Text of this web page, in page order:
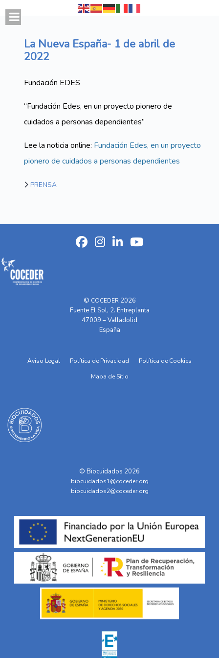
La Nueva España- 1 de abril de
2022
Fundación EDES
“Fundación Edes, en un proyecto pionero de
cuidados a personas dependientes”
Lee la noticia online: Fundación Edes, en un proyecto
pionero de cuidados a personas dependientes
PRENSA
© COCEDER 2026
Fuente El Sol, 2. Entreplanta
47009 – Valladolid
España
Aviso Legal Política de Privacidad
Política de Cookies
Mapa de Sitio
© Biocuidados 2026
biocuidados1@coceder.org
biocuidados2@coceder.org